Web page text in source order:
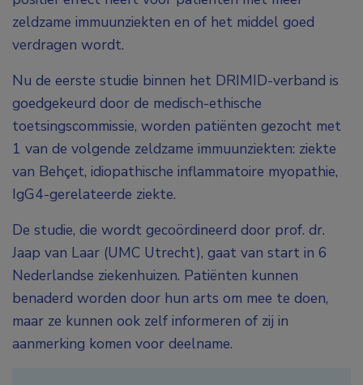
zeldzame immuunziekten en of het middel goed
verdragen wordt.
Nu de eerste studie binnen het DRIMID-verband is
goedgekeurd door de medisch-ethische
toetsingscommissie, worden patiënten gezocht met
1 van de volgende zeldzame immuunziekten: ziekte
van Behçet, idiopathische inflammatoire myopathie,
IgG4-gerelateerde ziekte.
De studie, die wordt gecoördineerd door prof. dr.
Jaap van Laar (UMC Utrecht), gaat van start in 6
Nederlandse ziekenhuizen. Patiënten kunnen
benaderd worden door hun arts om mee te doen,
maar ze kunnen ook zelf informeren of zij in
aanmerking komen voor deelname.